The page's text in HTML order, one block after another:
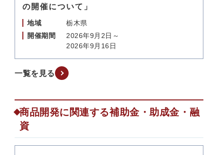
の開催について」
地域
栃木県
開催期間
2026年9月2日～
2026年9月16日
一覧を見る
商品開発に関連する補助金・助成金・融
資